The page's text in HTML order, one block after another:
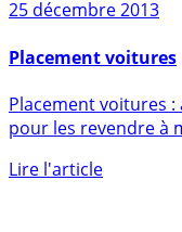
Sur le même sujet
25 décembre 2013
Placement voitures
pour les revendre à